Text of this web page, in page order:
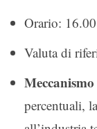
Orario: 16.00
Valuta di
percentuali,